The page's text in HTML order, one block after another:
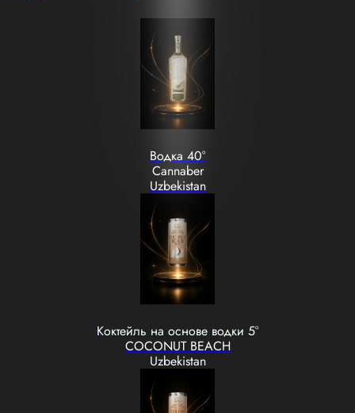
Водка 40°
Cannaber
Uzbekistan
Коктейль на основе водки 5°
COCONUT BEACH
Uzbekistan